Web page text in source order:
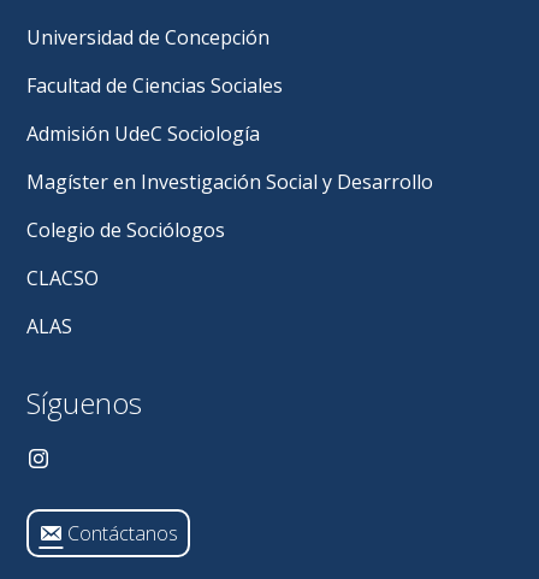
Universidad de Concepción
Facultad de Ciencias Sociales
Admisión UdeC Sociología
Magíster en Investigación Social y Desarrollo
Colegio de Sociólogos
CLACSO
ALAS
Síguenos
Contáctanos